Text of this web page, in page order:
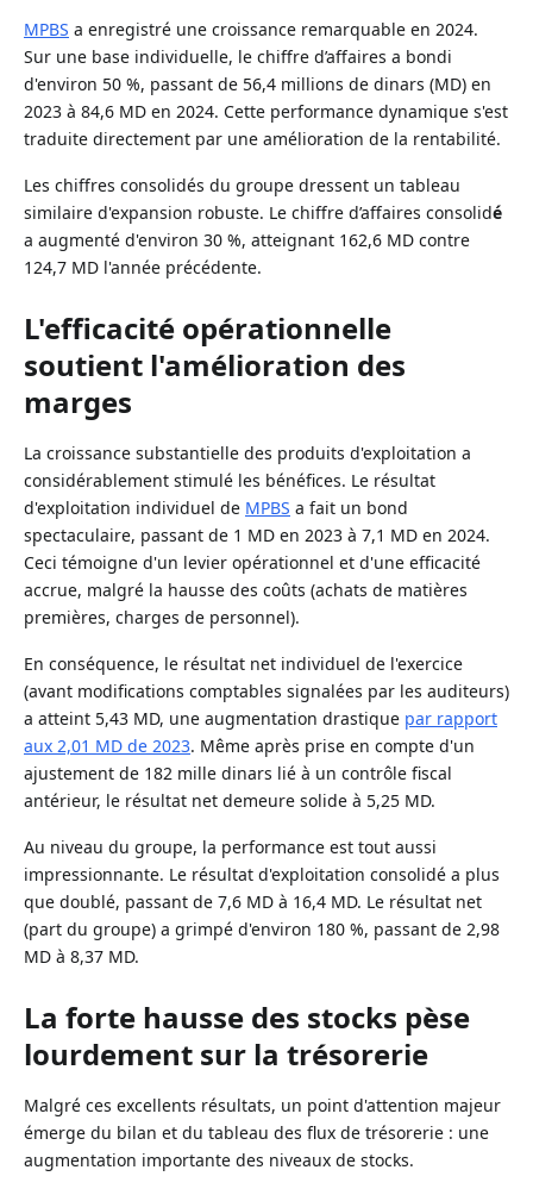
MPBS a enregistré une croissance remarquable en 2024.
Sur une base individuelle, le chiffre d’affaires a bondi
d'environ 50 %, passant de 56,4 millions de dinars (MD) en
2023 à 84,6 MD en 2024. Cette performance dynamique s'est
traduite directement par une amélioration de la rentabilité.
Les chiffres consolidés du groupe dressent un tableau
similaire d'expansion robuste. Le chiffre d’affaires consolidé
a augmenté d'environ 30 %, atteignant 162,6 MD contre
124,7 MD l'année précédente.
L'efficacité opérationnelle
soutient l'amélioration des
marges
La croissance substantielle des produits d'exploitation a
considérablement stimulé les bénéfices. Le résultat
d'exploitation individuel de MPBS a fait un bond
spectaculaire, passant de 1 MD en 2023 à 7,1 MD en 2024.
Ceci témoigne d'un levier opérationnel et d'une efficacité
accrue, malgré la hausse des coûts (achats de matières
premières, charges de personnel).
En conséquence, le résultat net individuel de l'exercice
(avant modifications comptables signalées par les auditeurs)
a atteint 5,43 MD, une augmentation drastique par rapport
aux 2,01 MD de 2023. Même après prise en compte d'un
ajustement de 182 mille dinars lié à un contrôle fiscal
antérieur, le résultat net demeure solide à 5,25 MD.
Au niveau du groupe, la performance est tout aussi
impressionnante. Le résultat d'exploitation consolidé a plus
que doublé, passant de 7,6 MD à 16,4 MD. Le résultat net
(part du groupe) a grimpé d'environ 180 %, passant de 2,98
MD à 8,37 MD.
La forte hausse des stocks pèse
lourdement sur la trésorerie
Malgré ces excellents résultats, un point d'attention majeur
émerge du bilan et du tableau des flux de trésorerie : une
augmentation importante des niveaux de stocks.